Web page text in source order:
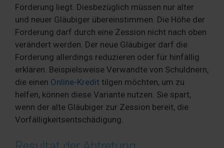
Forderung liegt. Diesbezüglich müssen nur alter
und neuer Gläubiger übereinstimmen. Die Höhe der
Forderung darf durch eine Zession nicht nach oben
verändert werden. Der neue Gläubiger darf die
Forderung allerdings reduzieren oder für hinfällig
erklären. Beispielsweise Verwandte von Schuldnern,
die einen Online-Kredit tilgen möchten, um zu
helfen, können diese Variante nutzen. Sie spart,
wenn der alte Gläubiger zur Zession bereit, die
Vorfälligkeitsentschädigung.